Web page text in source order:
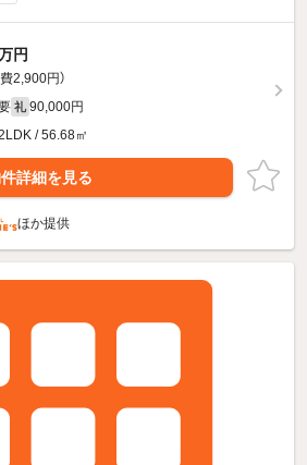
円
費2,900円）
礼 90,000円
/ 56.68㎡
詳細を見る
ほか提供